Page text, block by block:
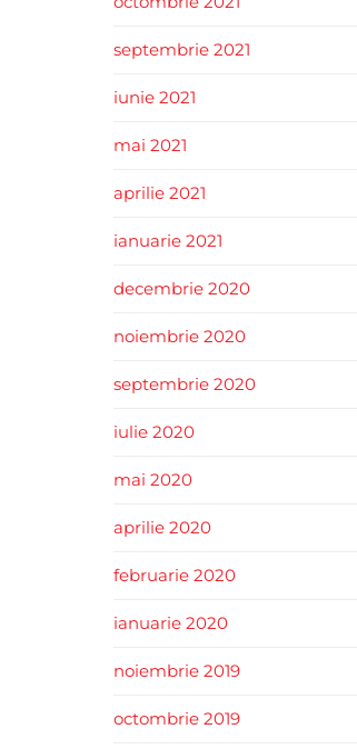
septembrie 2021
iunie 2021
mai 2021
aprilie 2021
ianuarie 2021
decembrie 2020
noiembrie 2020
septembrie 2020
iulie 2020
mai 2020
aprilie 2020
februarie 2020
ianuarie 2020
noiembrie 2019
octombrie 2019